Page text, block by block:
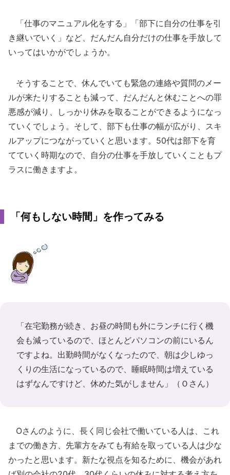
「仕事のマニュアル化をする」「部下に自分の仕事を引
き継いでいく」など、だんだん自分だけの仕事を手放して
いってはいかがでしょうか。
そうすることで、休んでいても緊急の連絡や質問のメー
ルが来たりすることも減って、だんだんと休むことへの罪
悪感が減り、しっかり休みを取ることができるようになっ
ていくでしょう。そして、部下も仕事の幅が広がり、スキ
ルアップにつながっていくと思います。50代は部下を育
てていく時期なので、自分の仕事を手放していくこともプ
ラスに働きますよ。
「何もしない時間」を作ってみる
「在宅勤務が続き、お昼の時間も外にランチに行く機
会も減っているので、ほとんどパソコンの前にいるん
ですよね。出勤時間がなくなったので、朝は少しゆっ
くりの生活になっているので、睡眠時間は増えている
はずなんですけど、休めた気がしません」（Ｏさん）
Oさんのように、長く同じ会社で働いている人は、これ
までの働き方、先輩方をみても有給を取っている人は少な
かったと思います。新たな視点を知るために、機会があれ